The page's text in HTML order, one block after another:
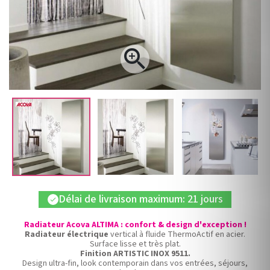

check Délai de livraison maximum: 21 jours
Radiateur Acova ALTIMA : confort & design d'exception !
Radiateur électrique vertical à fluide ThermoActif en acier.
Surface lisse et très plat.
Finition ARTISTIC INOX 9511.
Design ultra-fin, look contemporain dans vos entrées, séjours,